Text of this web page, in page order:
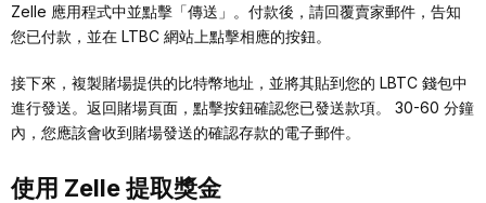
Zelle 應用程式中並點擊「傳送」。付款後，請回覆賣家郵件，告知
您已付款，並在 LTBC 網站上點擊相應的按鈕。
接下來，複製賭場提供的比特幣地址，並將其貼到您的 LBTC 錢包中
進行發送。返回賭場頁面，點擊按鈕確認您已發送款項。 30-60 分鐘
內，您應該會收到賭場發送的確認存款的電子郵件。
使用 Zelle 提取獎金